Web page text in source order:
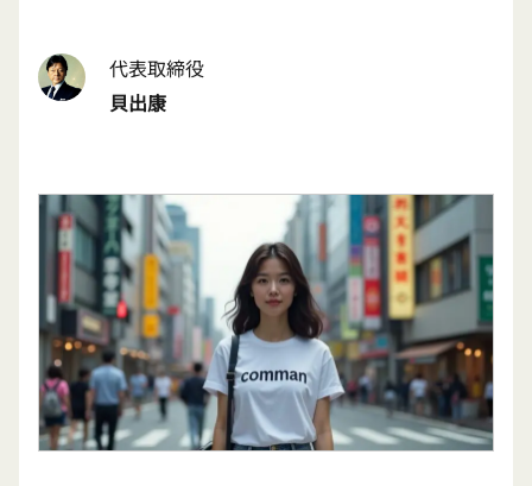
代表取締役
貝出康